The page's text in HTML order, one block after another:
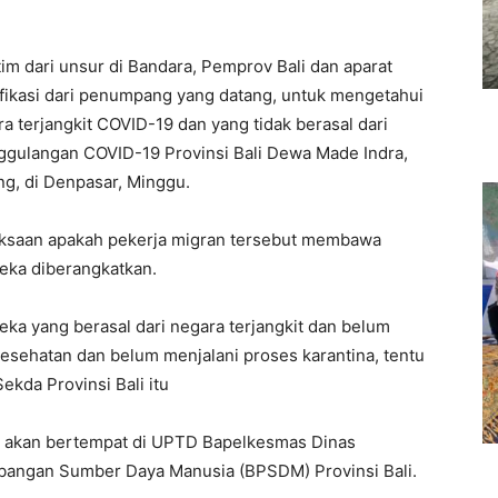
dari unsur di Bandara, Pemprov Bali dan aparat
dari penumpang yang datang, untuk mengetahui
terjangkit COVID-19 dan yang tidak berasal dari
COVID-19 Provinsi Bali Dewa Made Indra,
di Denpasar, Minggu.
apakah pekerja migran tersebut membawa
diberangkatkan.
yang berasal dari negara terjangkit dan belum
dan belum menjalani proses karantina, tentu
Provinsi Bali itu
bertempat di UPTD Bapelkesmas Dinas
Sumber Daya Manusia (BPSDM) Provinsi Bali.